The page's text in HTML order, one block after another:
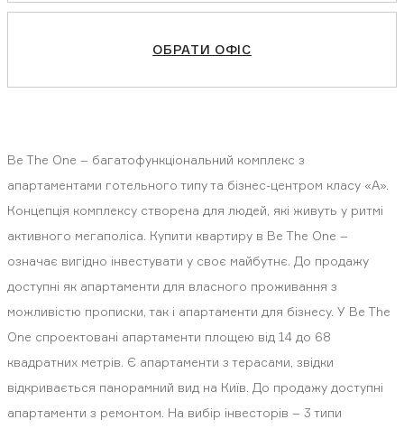
ОБРАТИ ОФІС
Be The One – багатофункціональний комплекс з
апартаментами готельного типу та бізнес-центром класу «А».
Концепція комплексу створена для людей, які живуть у ритмі
активного мегаполіса. Купити квартиру в Be The One –
означає вигідно інвестувати у своє майбутнє. До продажу
доступні як апартаменти для власного проживання з
можливістю прописки, так і апартаменти для бізнесу. У Be The
One спроектовані апартаменти площею від 14 до 68
квадратних метрів. Є апартаменти з терасами, звідки
відкривається панорамний вид на Київ. До продажу доступні
апартаменти з ремонтом. На вибір інвесторів – 3 типи